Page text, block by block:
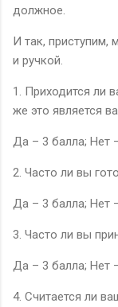
должное.
И так, приступим,
и ручкой.
1. Приходится ли
же это является
Да – 3 балла; Нет
2. Часто ли вы
Да – 3 балла; Нет
3. Часто ли вы
Да – 3 балла; Нет
4. Считается ли